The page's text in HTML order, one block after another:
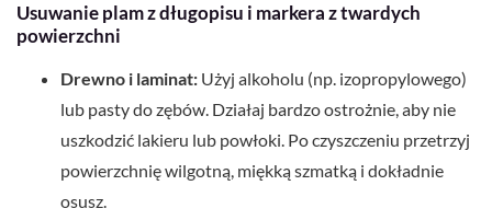
Usuwanie plam z długopisu i markera z twardych
powierzchni
Drewno i laminat: Użyj alkoholu (np. izopropylowego)
lub pasty do zębów. Działaj bardzo ostrożnie, aby nie
uszkodzić lakieru lub powłoki. Po czyszczeniu przetrzyj
powierzchnię wilgotną, miękką szmatką i dokładnie
osusz.